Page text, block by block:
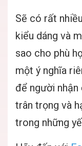
Sẽ có rất
kiểu dáng và
sao cho phù
một ý nghĩa
để người
trân trọng và
trong những